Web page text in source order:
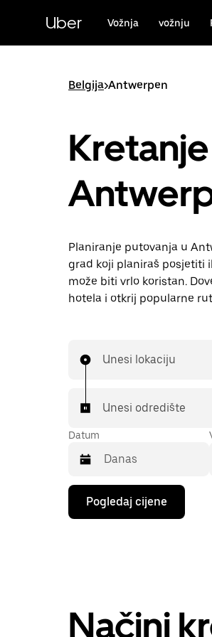
sadržaj
Uber Vožnja vožnju
Belgija>Antwerpen
Planiranje putovanja u
grad koji planiraš posjetiti
može biti vrlo koristan.
hotela i otkrij popularne
Unesi lokaciju
Unesi odredište
Datum
Pritisni
tipku
sa
kalendarom
odaberi
Pogledaj cijene
Načini